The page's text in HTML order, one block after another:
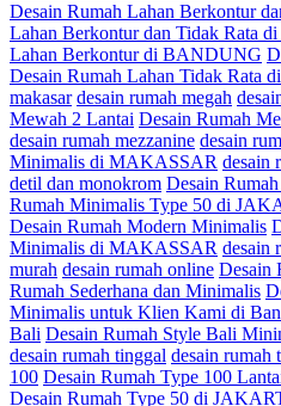
Desain Rumah Lahan Berkontur
Lahan Berkontur dan Tidak Rata
Lahan Berkontur di BANDUNG
Desain Rumah Lahan Tidak Rata
makasar desain rumah megah
Mewah 2 Lantai Desain Rumah
desain rumah mezzanine desain
Minimalis di MAKASSAR desain
detil dan monokrom Desain
Rumah Minimalis Type 50 di
Desain Rumah Modern Minimalis
Minimalis di MAKASSAR desain
murah desain rumah online Desain
Rumah Sederhana dan Minimalis
Minimalis untuk Klien Kami di
Bali Desain Rumah Style Bali
desain rumah tinggal desain rumah
100 Desain Rumah Type 100
Desain Rumah Type 50 di